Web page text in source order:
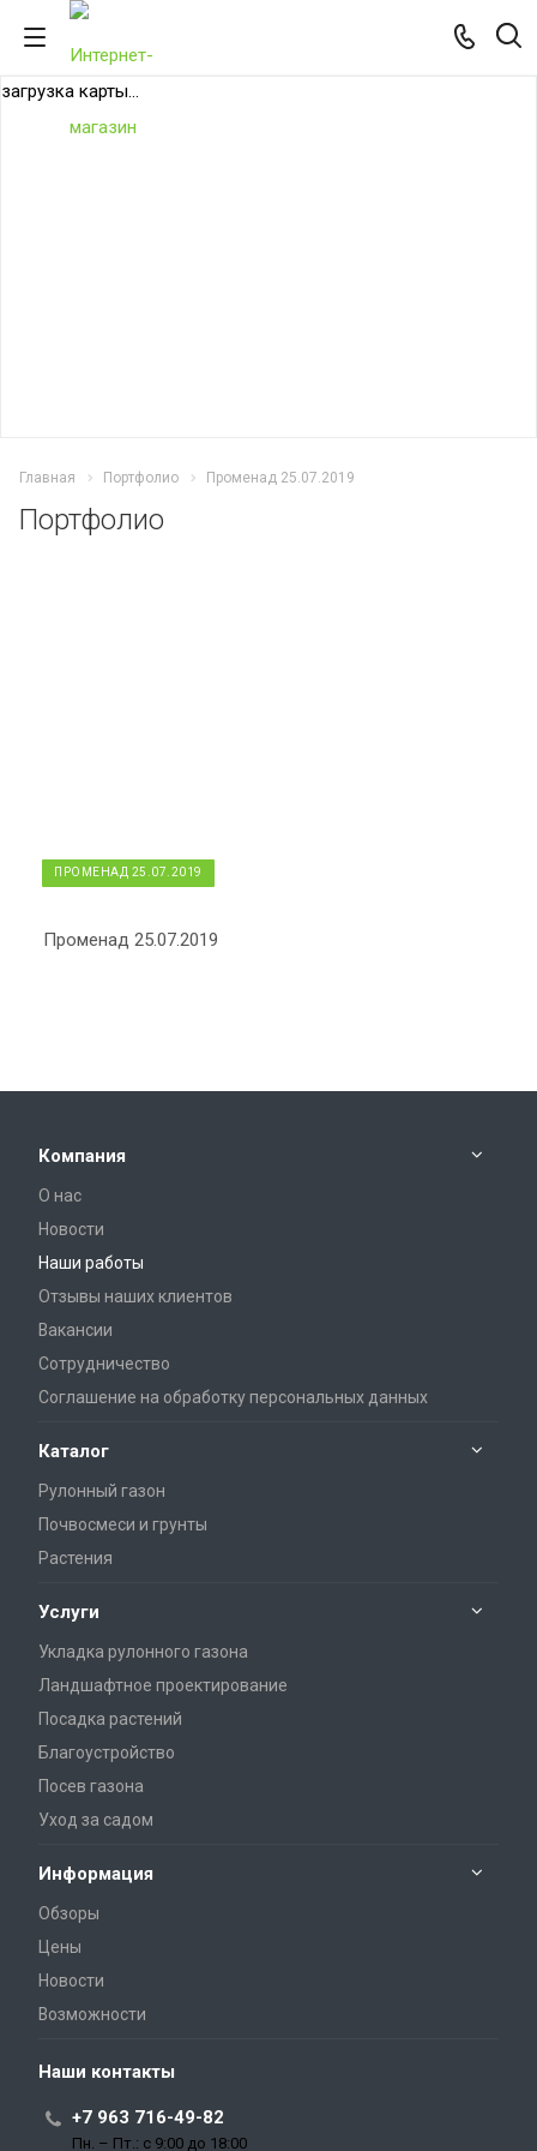
загрузка карты...
Главная Портфолио Променад 25.07.2019
Портфолио
ПРОМЕНАД 25.07.2019
Променад 25.07.2019
Компания
О нас
Новости
Наши работы
Отзывы наших клиентов
Вакансии
Сотрудничество
Соглашение на обработку персональных данных
Каталог
Рулонный газон
Почвосмеси и грунты
Растения
Услуги
Укладка рулонного газона
Ландшафтное проектирование
Посадка растений
Благоустройство
Посев газона
Уход за садом
Информация
Обзоры
Цены
Новости
Возможности
Наши контакты
+7 963 716-49-82
Пн. – Пт.: с 9:00 до 18:00